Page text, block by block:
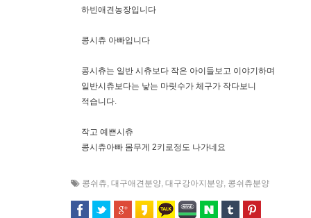
하빈애견농장입니다
콩시츄 아빠입니다
콩시츄는 일반 시츄보다 작은 아이들보고 이야기하며
일반시츄보다는 낳는 마릿수가 체구가 작다보니
적습니다.
작고 예쁜시츄
콩시츄아빠 몸무게 2키로정도 나가네요
콩쉬츄, 대구애견분양, 대구강아지분양, 콩쉬츄분양